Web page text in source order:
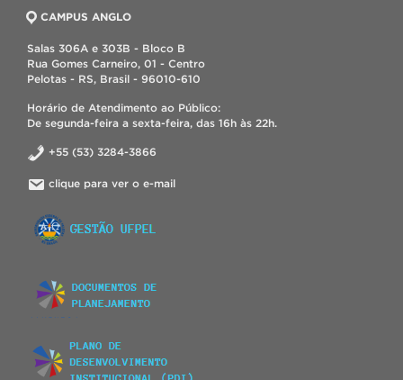
CAMPUS ANGLO
Salas 306A e 303B - Bloco B
Rua Gomes Carneiro, 01 - Centro
Pelotas - RS, Brasil - 96010-610
Horário de Atendimento ao Público:
De segunda-feira a sexta-feira, das 16h às 22h.
+55 (53) 3284-3866
clique para ver o e-mail